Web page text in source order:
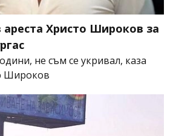
Христо Широков за
не съм се укривал, каза
Широков